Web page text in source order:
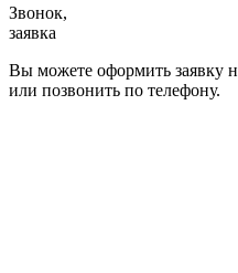
Звонок,
заявка
Вы можете оформить заявку
или позвонить по телефону.